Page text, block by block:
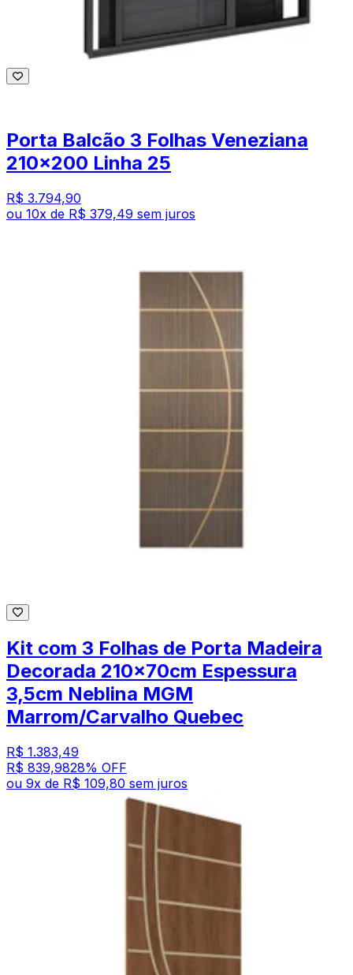
Porta Balcão 3 Folhas Veneziana
210x200 Linha 25
R$ 3.794,90
ou 10x de R$ 379,49 sem juros
Kit com 3 Folhas de Porta Madeira
Decorada 210x70cm Espessura
3,5cm Neblina MGM
Marrom/Carvalho Quebec
R$ 1.383,49
R$ 839,9828% OFF
ou 9x de R$ 109,80 sem juros